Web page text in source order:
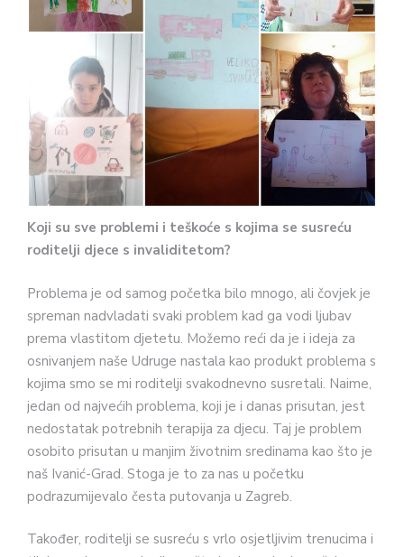
Koji su sve problemi i teškoće s kojima se susreću
roditelji djece s invaliditetom?
Problema je od samog početka bilo mnogo, ali čovjek je
spreman nadvladati svaki problem kad ga vodi ljubav
prema vlastitom djetetu. Možemo reći da je i ideja za
osnivanjem naše Udruge nastala kao produkt problema s
kojima smo se mi roditelji svakodnevno susretali. Naime,
jedan od najvećih problema, koji je i danas prisutan, jest
nedostatak potrebnih terapija za djecu. Taj je problem
osobito prisutan u manjim životnim sredinama kao što je
naš Ivanić-Grad. Stoga je to za nas u početku
podrazumijevalo česta putovanja u Zagreb.
Također, roditelji se susreću s vrlo osjetljivim trenucima i